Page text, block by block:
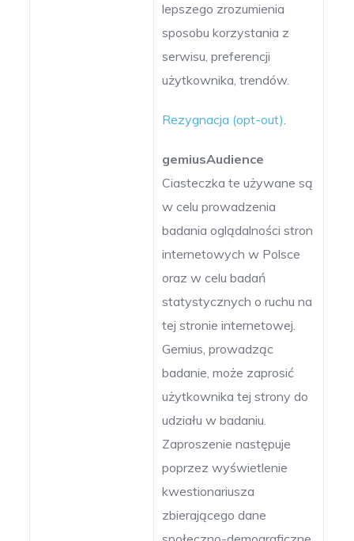
lepszego zrozumienia
sposobu korzystania z
serwisu, preferencji
użytkownika, trendów.
Rezygnacja (opt-out).
gemiusAudience
Ciasteczka te używane są
w celu prowadzenia
badania oglądalności stron
internetowych w Polsce
oraz w celu badań
statystycznych o ruchu na
tej stronie internetowej.
Gemius, prowadząc
badanie, może zaprosić
użytkownika tej strony do
udziału w badaniu.
Zaproszenie następuje
poprzez wyświetlenie
kwestionariusza
zbierającego dane